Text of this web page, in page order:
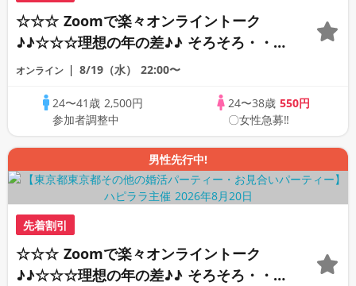
☆☆☆ Zoomで楽々オンライントーク
♪♪☆☆☆理想の年の差♪♪ そろそろ・・・
素敵な恋人見つけたい♪ ♪☆カジュアルな
行あり♪♪
オンライン 8/19（水） 22:00〜
24〜41歳 2,500円
参加者調整中
24〜38歳 550円
〇女性急募‼
男性先行中!
先着割引
☆☆☆ Zoomで楽々オンライントーク
♪♪☆☆☆理想の年の差♪♪ そろそろ・・・